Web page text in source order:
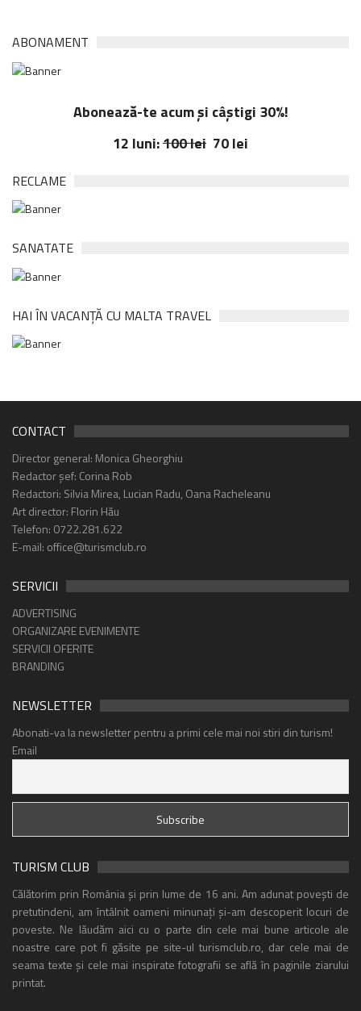
ABONAMENT
Abonează-te acum și câștigi 30%!
12 luni:100 lei 70 lei
RECLAME
SANATATE
HAI ÎN VACANȚĂ CU MALTA TRAVEL
CONTACT
Director general: Monica Gheorghiu
Redactor șef: Corina Rob
Redactori: Silvia Mirea, Lucian Radu, Oana Racheleanu
Art director: Florin Hău
Telefon: 0722.281.622
E-mail: office@turismclub.ro
SERVICII
ADVERTISING
ORGANIZARE EVENIMENTE
SERVICII OFERITE
BRANDING
NEWSLETTER
Abonati-va la newsletter pentru a primi cele mai noi stiri din turism!
Email
TURISM CLUB
Călătorim prin România și prin lume de 16 ani. Am adunat povești de
pretutindeni, am întâlnit oameni minunați și-am descoperit locuri de
poveste. Ne lăudăm aici cu o parte din cele mai bune articole ale
noastre care pot fi găsite pe site-ul turismclub.ro, dar cele mai de
seama texte și cele mai inspirate fotografii se află în paginile ziarului
printat.